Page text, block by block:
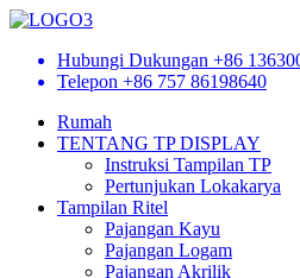
Hubungi Dukungan +86
Telepon +86 757 86198640
Rumah
TENTANG TP DISPLAY
Instruksi Tampilan TP
Pertunjukan Lokakarya
Tampilan Ritel
Pajangan Kayu
Pajangan Logam
Pajangan Akrilik